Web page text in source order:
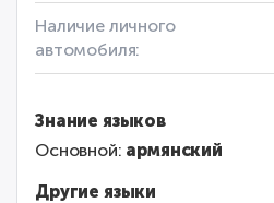
Наличие личного
автомобиля:
Знание языков
Основной: армянский
Другие языки